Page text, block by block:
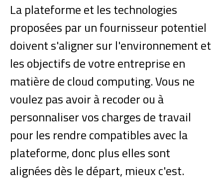
La plateforme et les technologies
proposées par un fournisseur potentiel
doivent s'aligner sur l'environnement et
les objectifs de votre entreprise en
matière de cloud computing. Vous ne
voulez pas avoir à recoder ou à
personnaliser vos charges de travail
pour les rendre compatibles avec la
plateforme, donc plus elles sont
alignées dès le départ, mieux c'est.